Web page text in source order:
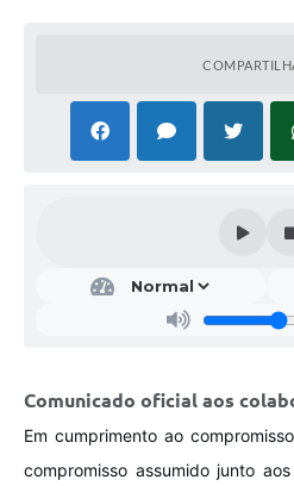
A Prefeitura
Comunicado oficial aos
Em cumprimento ao
compromisso assumido junto